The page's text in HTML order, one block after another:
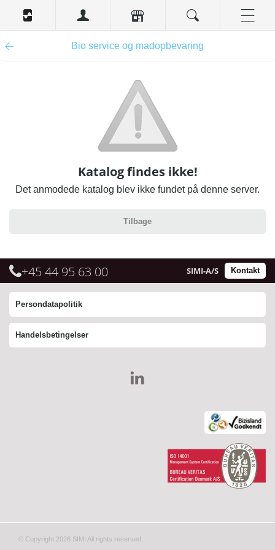
Bio service og madopbevaring
Katalog findes ikke!
Det anmodede katalog blev ikke fundet på denne server.
Tilbage
+45 44 95 63 00 Kontakt
SIMI-A/S
Persondatapolitik
Handelsbetingelser
© Copyright 2026 SIMI All rights reserved.